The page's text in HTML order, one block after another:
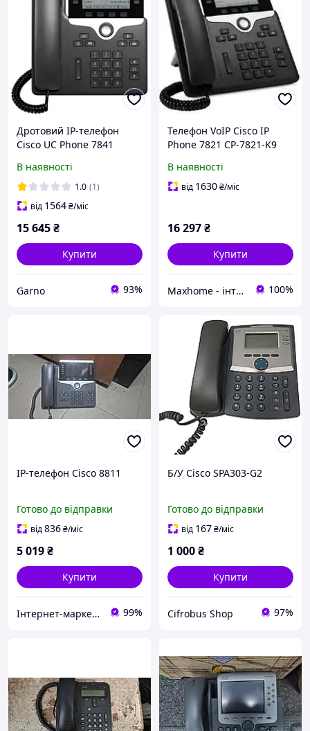
Дротовий IP-телефон
Cisco UC Phone 7841
В наявності
1.0 (1)
від 1564₴/міс
15 645₴
Купити
Garno 93%
Телефон VoIP Cisco IP
Phone 7821 CP-7821-K9
В наявності
від 1630₴/міс
16 297₴
Купити
Maxhome - інтернет магазин 100%
IP-телефон Cisco 8811
Готово до відправки
від836₴/міс
5 019₴
Купити
Інтернет-маркет "Stream PC" все для Вас і вашого будинку! 99%
Б/У Cisco SPA303-G2
Готово до відправки
від 167₴/міс
1 000₴
Купити
Cifrobus Shop 97%